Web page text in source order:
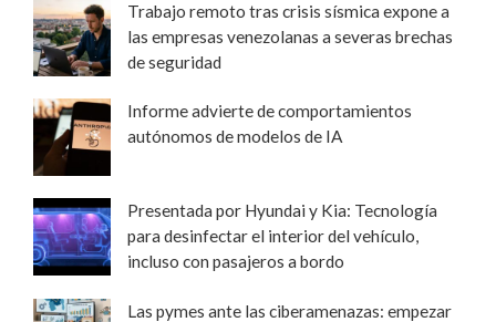
Trabajo remoto tras crisis sísmica expone a
las empresas venezolanas a severas brechas
de seguridad
Informe advierte de comportamientos
autónomos de modelos de IA
Presentada por Hyundai y Kia: Tecnología
para desinfectar el interior del vehículo,
incluso con pasajeros a bordo
Las pymes ante las ciberamenazas: empezar